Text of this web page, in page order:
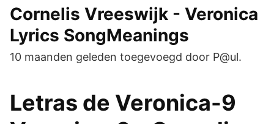
Cornelis Vreeswijk - Veronica
Lyrics SongMeanings
10 maanden geleden toegevoegd door P@ul.
Letras de Veronica-9